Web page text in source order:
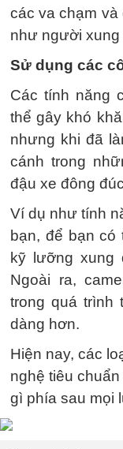
các va chạm và
như người xung
Sử dụng các
Các tính năng
thể gây khó
nhưng khi đã
cánh trong
đậu xe đông
Ví dụ như tính
bạn, để bạn
kỹ lưỡng xung
Ngoài ra,
trong quá trình
dàng hơn.
Hiện nay, các
nghệ tiêu
gì phía sau mọi